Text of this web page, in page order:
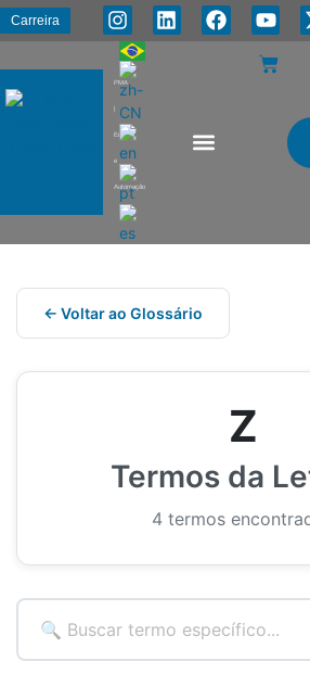
Carreira
PMA
|
Energia
e
Automação
← Voltar ao Glossário
Z
Termos da
4 termos